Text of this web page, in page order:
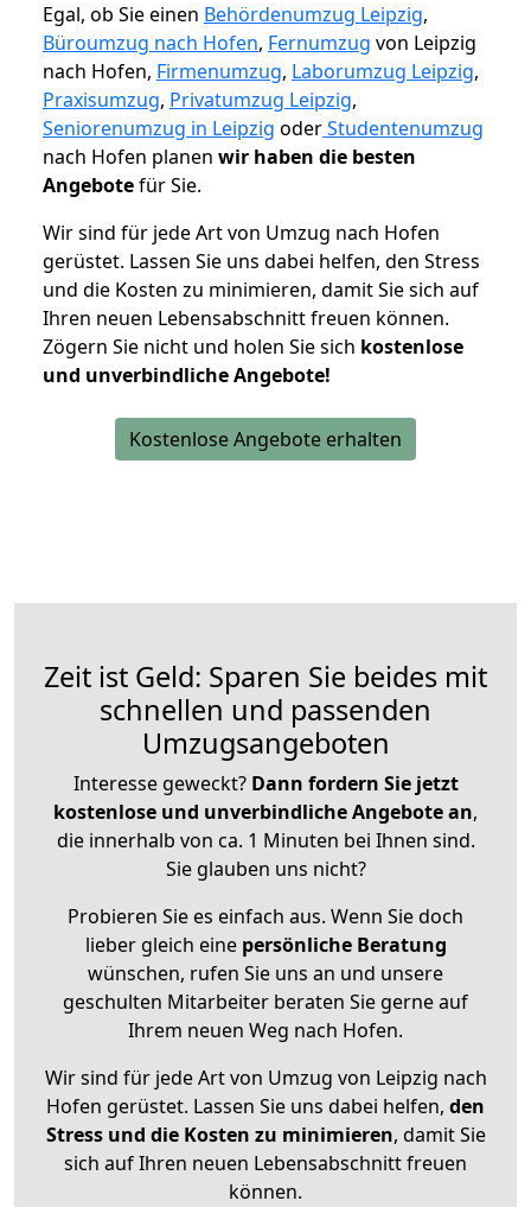
Egal, ob Sie einen Behördenumzug Leipzig,
Büroumzug nach Hofen, Fernumzug von Leipzig
nach Hofen, Firmenumzug, Laborumzug Leipzig,
Praxisumzug, Privatumzug Leipzig,
Seniorenumzug in Leipzig oderStudentenumzug
nach Hofen planen wir haben die besten
Angebotefür Sie.
Wir sind für jede Art von Umzug nach Hofen
gerüstet. Lassen Sie uns dabei helfen, den Stress
und die Kosten zu minimieren, damit Sie sich auf
Ihren neuen Lebensabschnitt freuen können.
Zögern Sie nicht und holen Sie sich kostenlose
und unverbindliche Angebote!
Kostenlose Angebote erhalten
Zeit ist Geld: Sparen Sie beides mit
schnellen und passenden
Umzugsangeboten
Interesse geweckt? Dann fordern Sie jetzt
kostenlose und unverbindliche Angebote an,
die innerhalb von ca. 1 Minuten bei Ihnen sind.
Sie glauben uns nicht?
Probieren Sie es einfach aus. Wenn Sie doch
lieber gleich eine persönliche Beratung
wünschen, rufen Sie uns an und unsere
geschulten Mitarbeiter beraten Sie gerne auf
Ihrem neuen Weg nach Hofen.
Wir sind für jede Art von Umzug von Leipzig nach
Hofen gerüstet. Lassen Sie uns dabei helfen, den
Stress und die Kosten zu minimieren, damit Sie
sich auf Ihren neuen Lebensabschnitt freuen
können.